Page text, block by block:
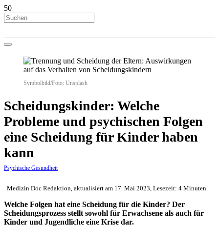
Symbolbild/Foto: Unsplash
Scheidungskinder: Welche
Probleme und psychischen Folgen
eine Scheidung für Kinder haben
kann
Psychische Gesundheit
Medizin Doc Redaktion, aktualisiert am 17. Mai 2023, Lesezeit: 4 Minuten
Welche Folgen hat eine Scheidung für die Kinder? Der
Scheidungsprozess stellt sowohl für Erwachsene als auch für
Kinder und Jugendliche eine Krise dar.